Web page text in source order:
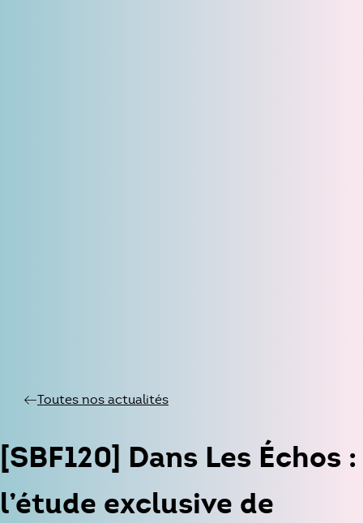
Toutes nos actualités
[SBF120] Dans Les Échos :
l’étude exclusive de